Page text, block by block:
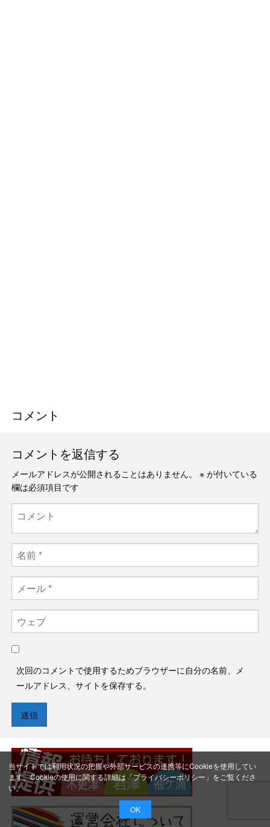
当サイトでは利用状況の把握や外部サービスの連携等にCookieを使用してい
ます。Cookieの使用に関する詳細は「プライバシーポリシー 」をご覧くださ
い。
OK
コメント
コメントを返信する
メールアドレスが公開されることはありません。 ※ が付いている
欄は必須項目です
次回のコメントで使用するためブラウザーに自分の名前、メ
ールアドレス、サイトを保存する。